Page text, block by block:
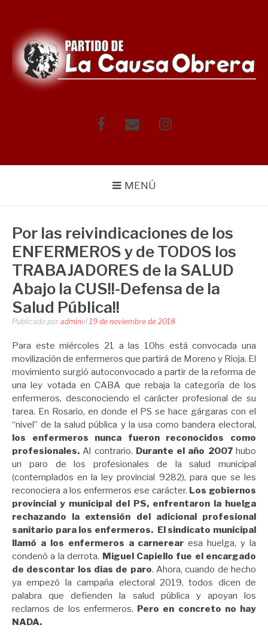
contenido
FacebookCorreo Instagram
MENÚ
Por las reivindicaciones de los
ENFERMEROS y de TODOS los
TRABAJADORES de la SALUD
Abajo la CUS!!-Defensa de la
Salud Pública!!
Publicado por adminel 19 de noviembre de 2018
Para este miércoles 21 a las 10hs está convocada una
movilización de enfermeros que partirá de Moreno y Rioja. El
movimiento surgió autoconvocado a partir de la reforma de
una ley votada en CABA que rebaja la categoría de los
enfermeros, desconociendo el carácter profesional de su
tarea. En Rosario, en donde el PS se hace gárgaras con el
“nivel” de la salud pública y la usa como bandera electoral,
los enfermeros nunca fueron reconocidos como
profesionales. Al contrario. Durante el año 2007hubo
un paro de los profesionales de la salud municipal
(contemplados en la ley provincial 9282), para que se les
reconociera a los enfermeros ese carácter. Los gobiernos
provincial y municipal del PS, enfrentaron la huelga
rechazando la extensión del adicional profesional
sanitario para los enfermeros. El sindicato municipal
llamó a los enfermeros a carnerear esa huelga, y la
condenó a la derrota. Miguel Capiello fue el encargado
de descontar los días de paro. Ahora, cuando de hecho
ya empezó la campaña electoral 2019, todos dicen de
palabra que defienden la salud pública y apoyan los
reclamos de los enfermeros. Pero en concreto no hay
NADA.